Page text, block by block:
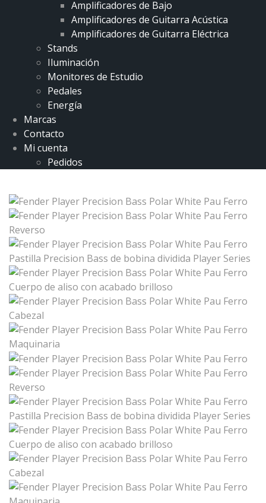
Amplificadores de Bajo
Amplificadores de Guitarra Acústica
Amplificadores de Guitarra Eléctrica
Stands
Iluminación
Monitores de Estudio
Pedales
Energía
Marcas
Contacto
Mi cuenta
Pedidos